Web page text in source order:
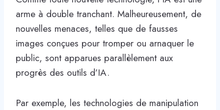
arme à double tranchant. Malheureusement, de
nouvelles menaces, telles que de fausses
images conçues pour tromper ou arnaquer le
public, sont apparues parallèlement aux
progrès des outils d’IA.
Par exemple, les technologies de manipulation